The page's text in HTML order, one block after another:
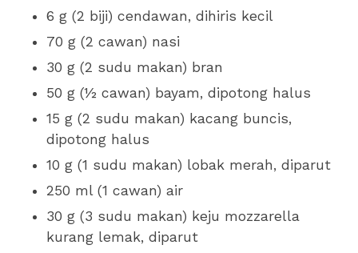
6 g (2 biji) cendawan, dihiris kecil
70 g (2 cawan) nasi
30 g (2 sudu makan) bran
50 g (½ cawan) bayam, dipotong halus
15 g (2 sudu makan) kacang buncis,
dipotong halus
10 g (1 sudu makan) lobak merah, diparut
250 ml (1 cawan) air
30 g (3 sudu makan) keju mozzarella
kurang lemak, diparut